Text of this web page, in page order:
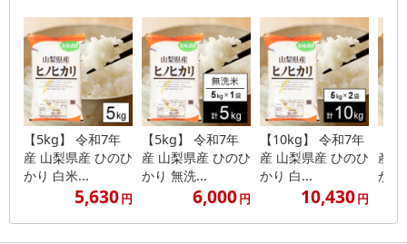
【5kg】 令和7年
産 山梨県産 ひのひ
かり 白米...
5,630円
【5kg】 令和7年
産 山梨県産 ひのひ
かり 無洗...
6,000円
【10kg】 令和7年
産 山梨県産 ひのひ
かり 白...
10,430円
産
かり